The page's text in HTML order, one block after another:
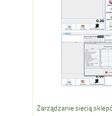
Zarządzanie siecią